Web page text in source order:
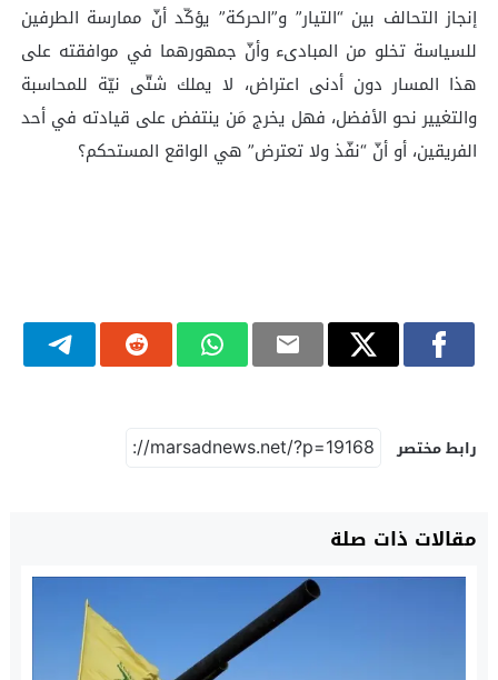
إنجاز التحالف بين “التيار” و”الحركة” يؤكّد أنّ ممارسة الطرفين
للسياسة تخلو من المبادىء وأنّ جمهورهما في موافقته على
هذا المسار دون أدنى اعتراض، لا يملك شتّى نيّة للمحاسبة
والتغيير نحو الأفضل، فهل يخرج مَن ينتفض على قيادته في أحد
الفريقين، أو أنّ “نفّذ ولا تعترض” هي الواقع المستحكم؟
رابط مختصر
مقالات ذات صلة